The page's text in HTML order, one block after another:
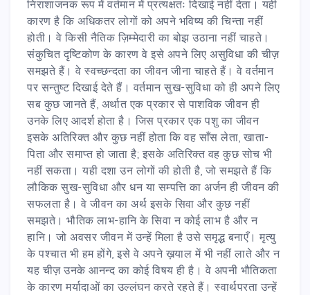
निराशाजनक रूप में वर्तमान में प्रत्यक्षतः दिखाई नहीं देता। यही
कारण है कि अधिकतर लोगों को अपने भविष्य की चिन्ता नहीं
होती। वे किसी नैतिक ज़िम्मेदारी का बोझ उठाना नहीं चाहते।
संकुचित दृष्टिकोण के कारण वे इसे अपने लिए असुविधा की चीज़
समझते हैं। वे स्वच्छन्दता का जीवन जीना चाहते हैं। वे वर्तमान
पर सन्तुष्ट दिखाई देते हैं। वर्तमान सुख-सुविधा को ही अपने लिए
सब कुछ जानते हैं, अर्थात एक प्रकार से पाशविक जीवन ही
उनके लिए आदर्श होता है। जिस प्रकार एक पशु का जीवन
इसके अतिरिक्त और कुछ नहीं होता कि वह साँस लेता, खाता-
पिता और समाप्त हो जाता है; इसके अतिरिक्त वह कुछ सोच भी
नहीं सकता। यही दशा उन लोगों की होती है, जो समझते हैं कि
लौकिक सुख-सुविधा और धन या सम्पत्ति का अर्जन ही जीवन की
सफलता है। वे जीवन का अर्थ इसके सिवा और कुछ नहीं
समझते। भौतिक लाभ-हानि के सिवा न कोई लाभ है और न
हानि। जो अवसर जीवन में उन्हें मिला है उसे समृद्ध बनाएँ। मृत्यु
के पश्चात भी हम होंगे, इसे वे अपने ख़याल में भी नहीं लाते और न
यह चीज़ उनके आनन्द का कोई विषय ही है। वे अपनी भौतिकता
के कारण मर्यादाओं का उल्लंघन करते रहते हैं। स्वार्थपरता उन्हें